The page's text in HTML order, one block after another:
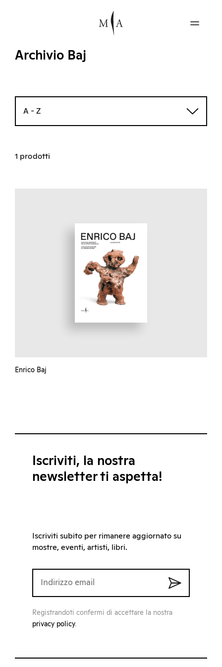
Archivio Baj
A - Z
1 prodotti
Enrico Baj
Iscriviti, la nostra
newsletter ti aspetta!
Iscriviti subito per rimanere aggiornato su
mostre, eventi, artisti, libri.
Registrandoti confermi di accettare la nostra
privacy policy.